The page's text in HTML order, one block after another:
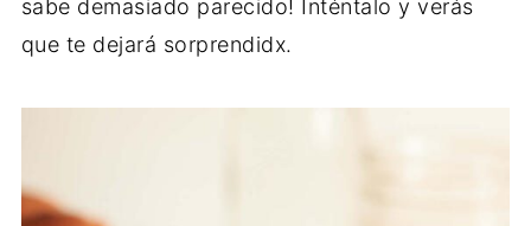
sabe demasiado parecido! Inténtalo y verás
que te dejará sorprendidx.